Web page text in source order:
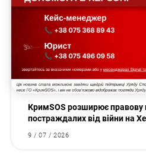
КримSOS розширює правову
постраждалих від війни на
9 / 07 / 2026